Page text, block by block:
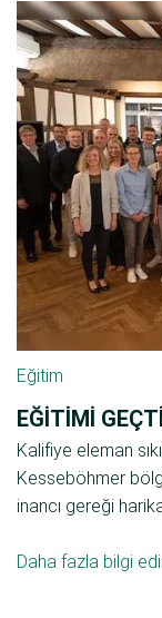
Eğitim
EĞITIMI
Kalifiye eleman
Kesseböhmer
inancı gereği
Daha fazla bilgi